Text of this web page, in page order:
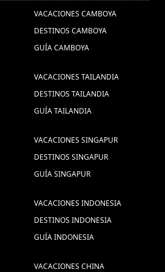
en Vietnam (1) ,
(2) ,
Turismo no Camboja, Viagem
de viagens Camboja,
Camboja, Descubrir o
(2) ,playas de vietnam (1) ,Sai
(1) ,cultura camboya (1) ,Kong
(1) ,Indochina Tours
ao Laos, Férias
Laos, Viaja ao
VACACIONES CAMBOYA
DESTINOS CAMBOYA
GUÍA CAMBOYA
VACACIONES TAILANDIA
DESTINOS TAILANDIA
GUÍA TAILANDIA
VACACIONES SINGAPUR
DESTINOS SINGAPUR
GUÍA SINGAPUR
VACACIONES INDONESIA
DESTINOS INDONESIA
GUÍA INDONESIA
VACACIONES CHINA